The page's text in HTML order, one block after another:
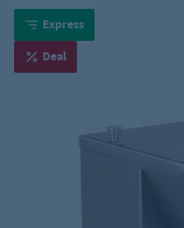
Express
Deal